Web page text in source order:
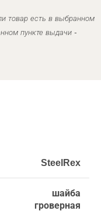
товар есть в выбранном
пункте выдачи -
SteelRex
шайба
гроверная